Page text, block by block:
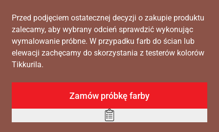
Przed podjęciem ostatecznej decyzji o zakupie produktu
zalecamy, aby wybrany odcień sprawdzić wykonując
wymalowanie próbne. W przypadku farb do ścian lub
elewacji zachęcamy do skorzystania z testerów kolorów
Tikkurila.
Zamów próbkę farby
Add